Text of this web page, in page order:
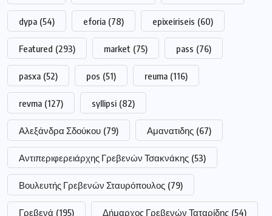
dypa (54) eforia (78) epixeiriseis (60)
Featured (293) market (75) pass (76)
pasxa (52) pos (51) reuma (116)
revma (127) syllipsi (82)
Αλεξάνδρα Σδούκου (79) Αμανατιδης (67)
Αντιπεριφερειάρχης Γρεβενών Τσακνάκης (53)
Βουλευτής Γρεβενών Σταυρόπουλος (79)
Γρεβενά (195) Δήμαρχος Γρεβενών Ταταρίδης (54)